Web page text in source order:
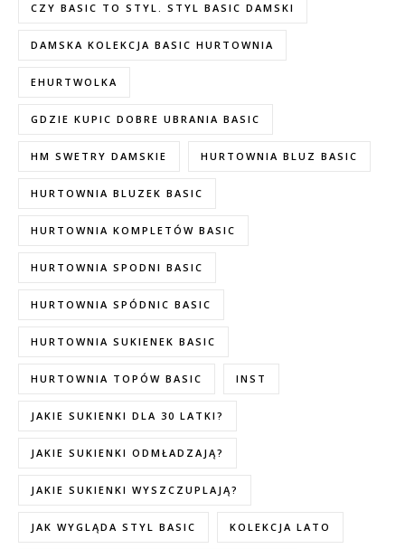
CZY BASIC TO STYL. STYL BASIC DAMSKI
DAMSKA KOLEKCJA BASIC HURTOWNIA
EHURTWOLKA
GDZIE KUPIC DOBRE UBRANIA BASIC
HM SWETRY DAMSKIE HURTOWNIA BLUZ BASIC
HURTOWNIA BLUZEK BASIC
HURTOWNIA KOMPLETÓW BASIC
HURTOWNIA SPODNI BASIC
HURTOWNIA SPÓDNIC BASIC
HURTOWNIA SUKIENEK BASIC
HURTOWNIA TOPÓW BASIC INST
JAKIE SUKIENKI DLA 30 LATKI?
JAKIE SUKIENKI ODMŁADZAJĄ?
JAKIE SUKIENKI WYSZCZUPLAJĄ?
JAK WYGLĄDA STYL BASIC KOLEKCJA LATO